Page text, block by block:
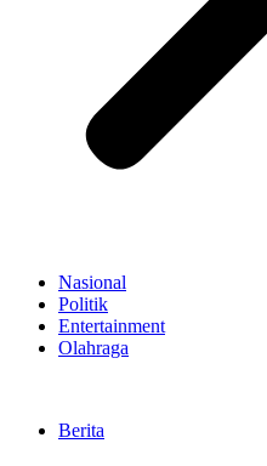
Nasional
Politik
Entertainment
Olahraga
Berita